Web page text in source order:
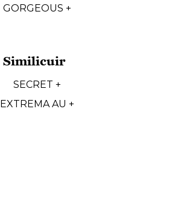
GORGEOUS +
Similicuir
SECRET +
EXTREMA AU +